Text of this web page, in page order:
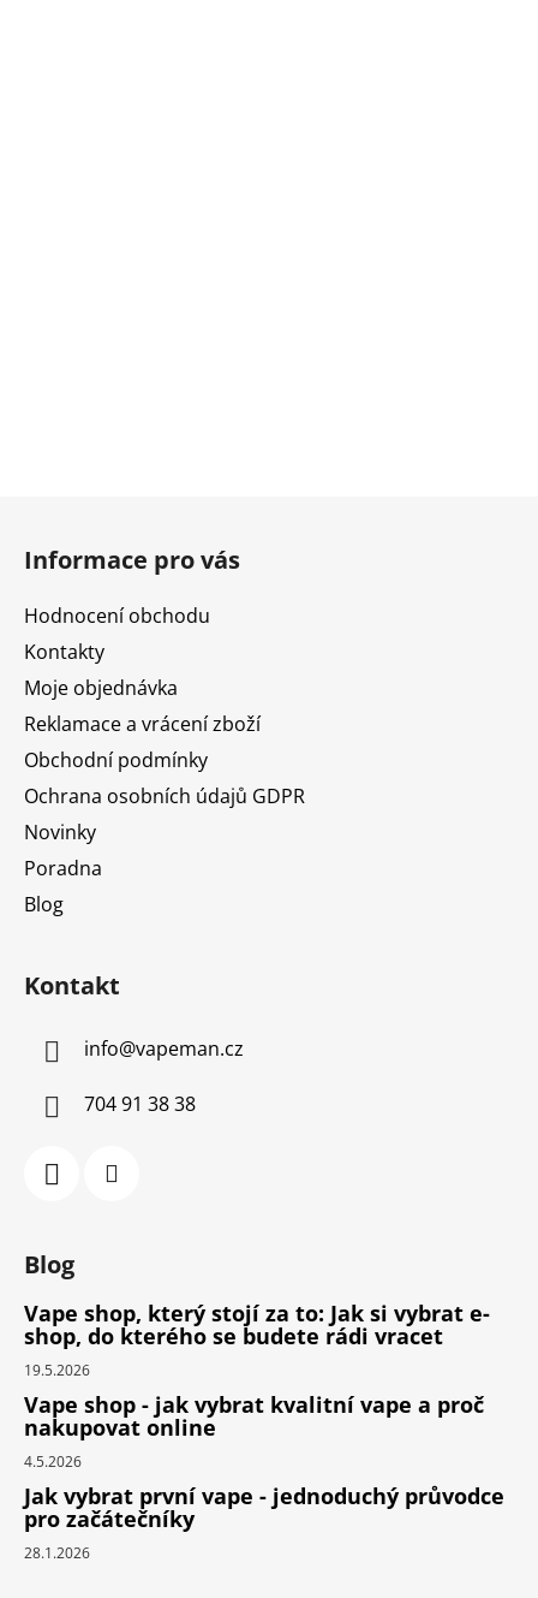
Informace pro vás
Hodnocení obchodu
Kontakty
Moje objednávka
Reklamace a vrácení zboží
Obchodní podmínky
Ochrana osobních údajů GDPR
Novinky
Poradna
Blog
Kontakt
info@vapeman.cz
704 91 38 38
Blog
Vape shop, který stojí za to: Jak si vybrat e-
shop, do kterého se budete rádi vracet
19.5.2026
Vape shop - jak vybrat kvalitní vape a proč
nakupovat online
4.5.2026
Jak vybrat první vape - jednoduchý průvodce
pro začátečníky
28.1.2026